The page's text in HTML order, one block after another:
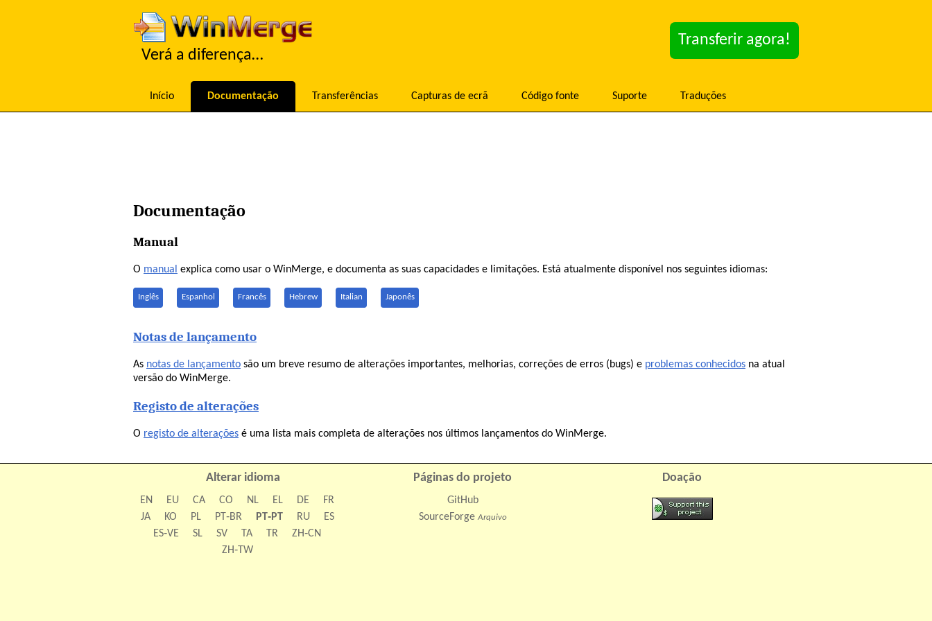
Verá a diferença…
Transferir agora!
Início Documentação Transferências Capturas de ecrã Código fonte Suporte Traduções
Documentação
Manual
O manual explica como usar o WinMerge, e documenta as suas capacidades e limitações. Está atualmente disponível nos seguintes idiomas:
Inglês Espanhol Francês Hebrew Italian Japonês
Notas de lançamento
As notas de lançamento são um breve resumo de alterações importantes, melhorias, correções de erros (bugs) e problemas conhecidos na atual
versão do WinMerge.
Registo de alterações
O registo de alterações é uma lista mais completa de alterações nos últimos lançamentos do WinMerge.
Alterar idioma
EN EU CA CO NL EL DE
FR
JA
KO PL PT‑BR PT‑PT RU
ES
ES‑VE
SL SV TA TR
ZH‑CN
ZH‑TW
Páginas do projeto
GitHub
SourceForge Arquivo
Doação